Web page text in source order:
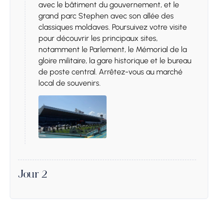
avec le bâtiment du gouvernement, et le
grand parc Stephen avec son allée des
classiques moldaves. Poursuivez votre visite
pour découvrir les principaux sites,
notamment le Parlement, le Mémorial de la
gloire militaire, la gare historique et le bureau
de poste central. Arrêtez-vous au marché
local de souvenirs.
Jour 2
Arrêt 1.Musée soviétique en